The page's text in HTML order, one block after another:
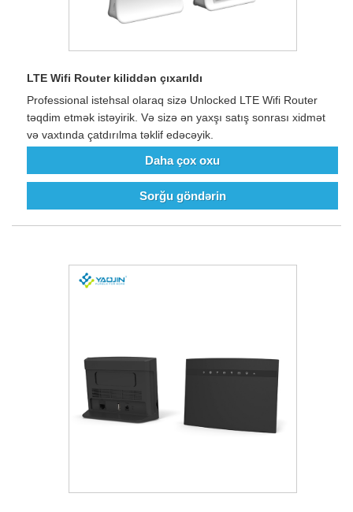
LTE Wifi Router kiliddən çıxarıldı
Professional istehsal olaraq sizə Unlocked LTE Wifi Router
təqdim etmək istəyirik. Və sizə ən yaxşı satış sonrası xidmət
və vaxtında çatdırılma təklif edəcəyik.
Daha çox oxu
Sorğu göndərin